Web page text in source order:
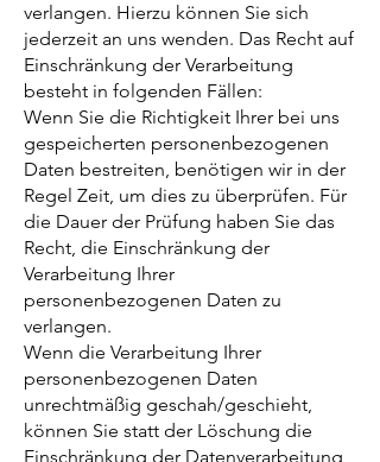
verlangen. Hierzu können Sie sich
jederzeit an uns wenden. Das Recht auf
Einschränkung der Verarbeitung
besteht in folgenden Fällen:
Wenn Sie die Richtigkeit Ihrer bei uns
gespeicherten personenbezogenen
Daten bestreiten, benötigen wir in der
Regel Zeit, um dies zu überprüfen. Für
die Dauer der Prüfung haben Sie das
Recht, die Einschränkung der
Verarbeitung Ihrer
personenbezogenen Daten zu
verlangen.
Wenn die Verarbeitung Ihrer
personenbezogenen Daten
unrechtmäßig geschah/geschieht,
können Sie statt der Löschung die
Einschränkung der Datenverarbeitung